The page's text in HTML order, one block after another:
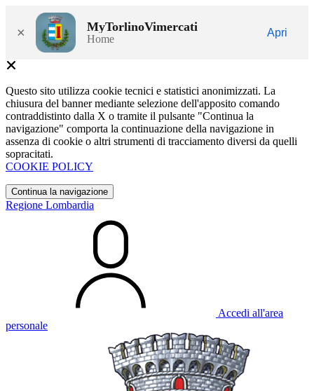
× MyTorlinoVimercati
Home
Apri
Questo sito utilizza cookie tecnici e statistici anonimizzati. La
chiusura del banner mediante selezione dell'apposito comando
contraddistinto dalla X o tramite il pulsante "Continua la
navigazione" comporta la continuazione della navigazione in
assenza di cookie o altri strumenti di tracciamento diversi da quelli
sopracitati.
COOKIE POLICY
Continua la navigazione
Regione Lombardia
Accedi all'area
personale